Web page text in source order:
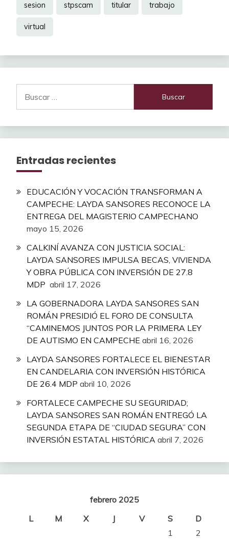
sesion stpscam titular trabajo
virtual
Entradas recientes
EDUCACIÓN Y VOCACIÓN TRANSFORMAN A
CAMPECHE: LAYDA SANSORES RECONOCE LA
ENTREGA DEL MAGISTERIO CAMPECHANO
mayo 15, 2026
CALKINÍ AVANZA CON JUSTICIA SOCIAL:
LAYDA SANSORES IMPULSA BECAS, VIVIENDA
Y OBRA PÚBLICA CON INVERSIÓN DE 27.8
MDP abril 17, 2026
LA GOBERNADORA LAYDA SANSORES SAN
ROMÁN PRESIDIÓ EL FORO DE CONSULTA
“CAMINEMOS JUNTOS POR LA PRIMERA LEY
DE AUTISMO EN CAMPECHE abril 16, 2026
LAYDA SANSORES FORTALECE EL BIENESTAR
EN CANDELARIA CON INVERSIÓN HISTÓRICA
DE 26.4 MDP abril 10, 2026
FORTALECE CAMPECHE SU SEGURIDAD;
LAYDA SANSORES SAN ROMÁN ENTREGÓ LA
SEGUNDA ETAPA DE “CIUDAD SEGURA” CON
INVERSIÓN ESTATAL HISTÓRICA abril 7, 2026
febrero 2025
L
M X J V S
D
1
2